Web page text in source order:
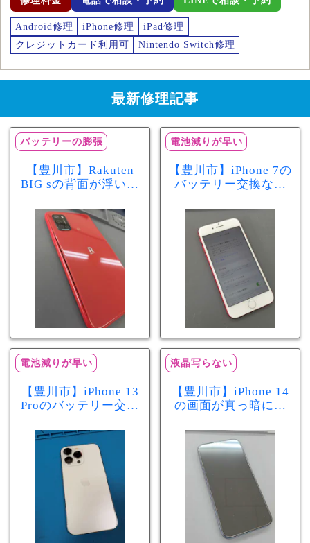
Android修理 iPhone修理
iPad修理
クレジットカード利用可
Nintendo Switch修理
最新修理記事
バッテリーの膨張
【豊川市】Rakuten
BIG sの背面が浮いて
リー膨張のサインか
もしれません！バッ
テリー交換修理事例
電池減りが早い
【豊川市】iPhone 7の
バッテリー交換なら
最大容量70％で電池
の減りが早い症状も
当日60分で改善
電池減りが早い
【豊川市】iPhone 13
Proのバッテリー交換
が早い症状も当日90
分で改善
液晶写らない
【豊川市】iPhone 14
の画面が真っ暗に…
修理！データそのま
まで復旧しました